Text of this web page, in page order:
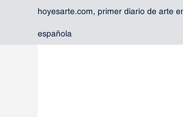
hoyesarte.com, primer diario de arte
española